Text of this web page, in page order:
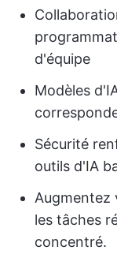
d'équipe
Modèles
Sécurité
outils d'IA
Augmentez
les tâches
concentré.